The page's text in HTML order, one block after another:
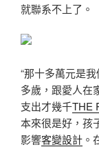
就聯系不上了。
“那十多萬元是
多歲，跟愛人在
支出才幾千THE
本來很是好，孩
影響客變設計 。